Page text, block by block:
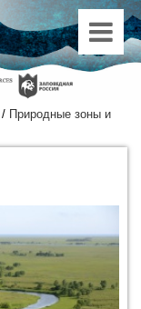
/ Природные зоны и